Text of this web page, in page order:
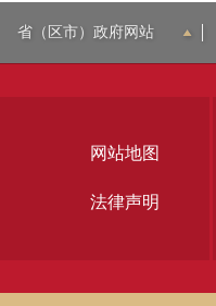
省（区市）政府网站
网站地图
法律声明